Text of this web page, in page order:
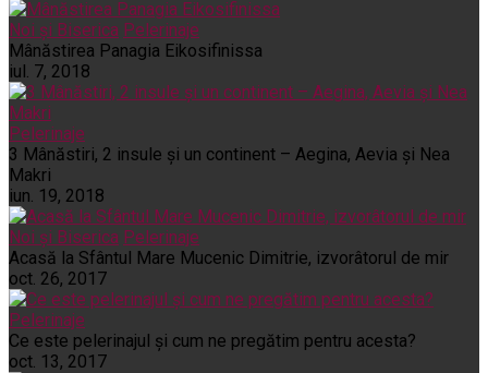
Noi și Biserica Pelerinaje
Mânăstirea Panagia Eikosifinissa
iul. 7, 2018
Pelerinaje
3 Mânăstiri, 2 insule și un continent – Aegina, Aevia și Nea
Makri
iun. 19, 2018
Noi și Biserica Pelerinaje
Acasă la Sfântul Mare Mucenic Dimitrie, izvorâtorul de mir
oct. 26, 2017
Pelerinaje
Ce este pelerinajul şi cum ne pregătim pentru acesta?
oct. 13, 2017